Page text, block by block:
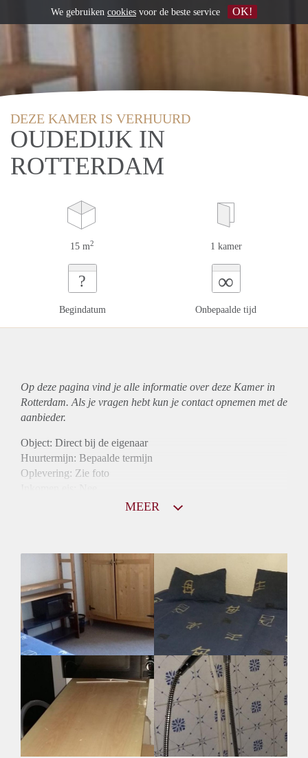
DEZE KAMER IS VERHUURD
OUDEDIJK IN
ROTTERDAM
15 m2 1 kamer
?
Begindatum
∞
Onbepaalde tijd
Op deze pagina vind je alle informatie over deze Kamer in
Rotterdam. Als je vragen hebt kun je contact opnemen met de
aanbieder.
Object: Direct bij de eigenaar
Huurtermijn: Bepaalde termijn
Oplevering: Zie foto
Gedeelde Douche: Ja
Gedeelde woonkamer: Ja
Huisgenoten: Ja
Geslacht huisgenoten: Gemengd
MEER
We gebruiken cookies voor de beste service OK!